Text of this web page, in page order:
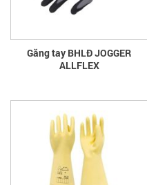
Găng tay BHLĐ JOGGER
ALLFLEX